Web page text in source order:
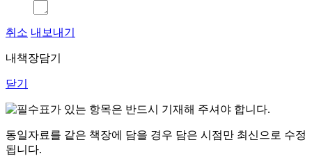
취소 내보내기
내책장담기
닫기
표가 있는 항목은 반드시 기재해 주셔야 합니다.
동일자료를 같은 책장에 담을 경우 담은 시점만 최신으로 수정
됩니다.